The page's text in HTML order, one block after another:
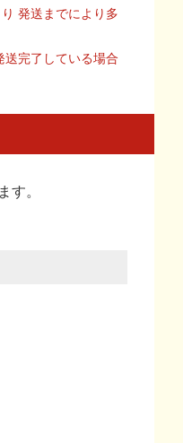
発送までにより多
完了している場合
す。